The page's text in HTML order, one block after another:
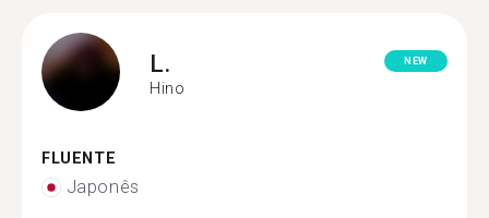
L.
Hino
NEW
FLUENTE
Japonês